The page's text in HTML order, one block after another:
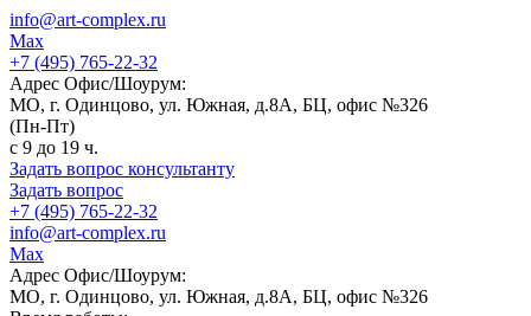
info@art-complex.ru
Max
+7 (495) 765-22-32
Адрес Офис/Шоурум:
МО, г. Одинцово, ул. Южная, д.8А, БЦ, офис №326
(Пн-Пт)
с 9 до 19 ч.
Задать вопрос консультанту
Задать вопрос
+7 (495) 765-22-32
info@art-complex.ru
Max
Адрес Офис/Шоурум:
МО, г. Одинцово, ул. Южная, д.8А, БЦ, офис №326